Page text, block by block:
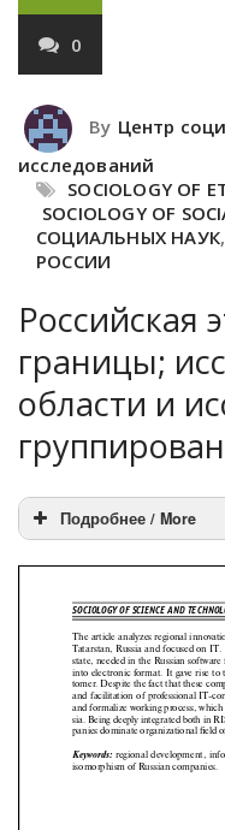
0
By Центр
исследований
SOCIOLOGY OF
SOCIOLOGY OF
СОЦИАЛЬНЫХ НАУК,
РОССИИ
Российская
границы;
области и
Подробнее / More